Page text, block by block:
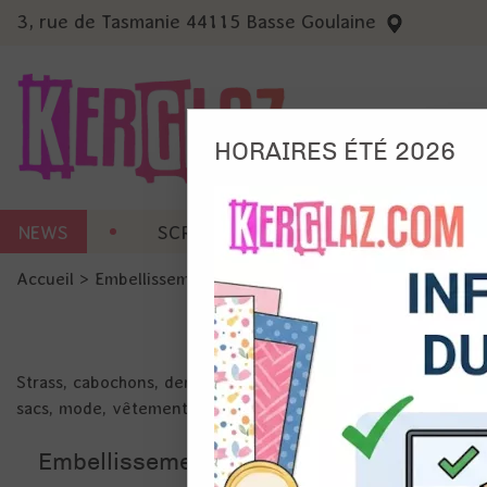
3, rue de Tasmanie 44115 Basse Goulaine
NEWS SCRAP CARTERIE MACHINES
Accueil > Embellissement >
Strass, cabochons, demi-perles et perles: à ajouter dans
sacs, mode, vêtements, chaussures.
Embellissement
Ils
et du
précises
Si vous
de la
HORAIRES ÉTÉ 2026